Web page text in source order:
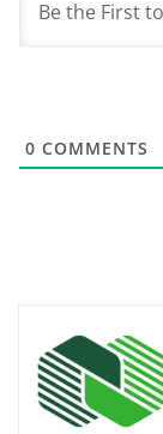
0 COMMENTS